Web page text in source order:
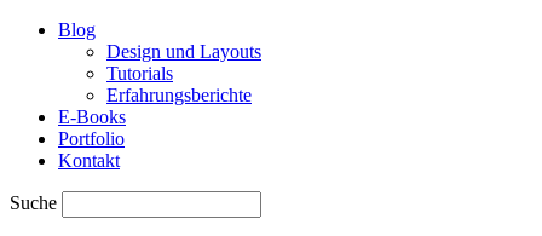
Blog
Design und Layouts
Tutorials
Erfahrungsberichte
E-Books
Portfolio
Kontakt
Suche